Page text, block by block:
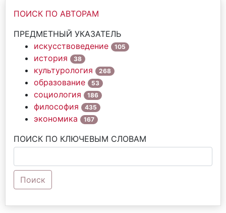
ПОИСК ПО АВТОРАМ
ПРЕДМЕТНЫЙ УКАЗАТЕЛЬ
искусствоведение
105
история 38
культурология 268
образование 53
социология 186
философия 435
экономика 167
ПОИСК ПО КЛЮЧЕВЫМ СЛОВАМ
Поиск